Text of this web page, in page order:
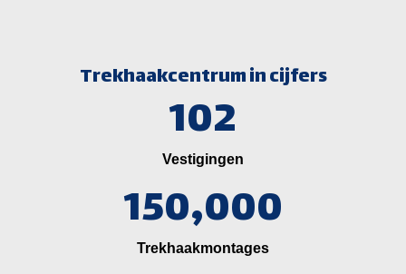
Trekhaakcentrum in cijfers
102
Vestigingen
150,000
Trekhaakmontages